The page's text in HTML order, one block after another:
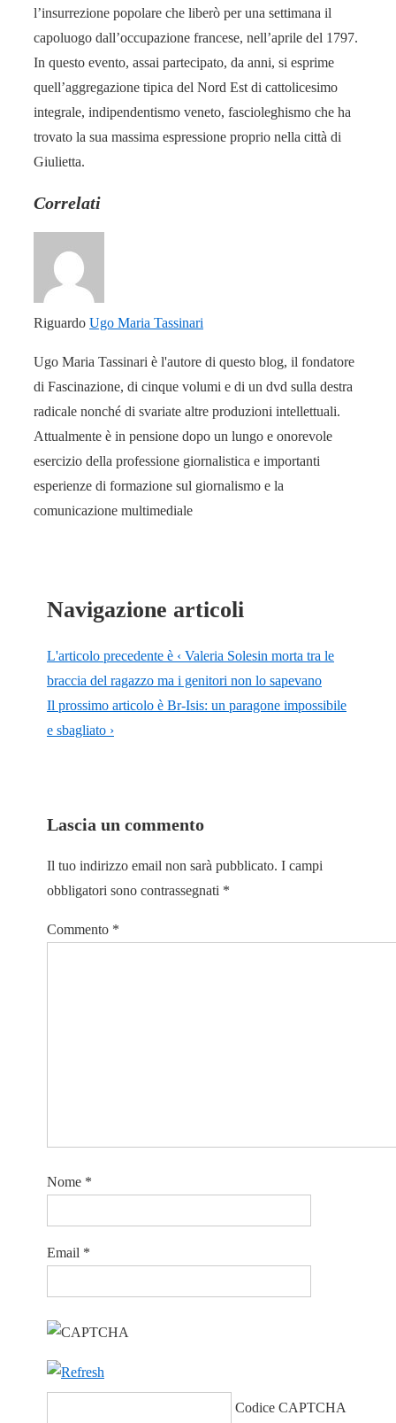
l’insurrezione popolare che liberò per una settimana il
capoluogo dall’occupazione francese, nell’aprile del 1797.
In questo evento, assai partecipato, da anni, si esprime
quell’aggregazione tipica del Nord Est di cattolicesimo
integrale, indipendentismo veneto, fascioleghismo che ha
trovato la sua massima espressione proprio nella città di
Giulietta.
Correlati
Riguardo Ugo Maria Tassinari
Ugo Maria Tassinari è l'autore di questo blog, il fondatore
di Fascinazione, di cinque volumi e di un dvd sulla destra
radicale nonché di svariate altre produzioni intellettuali.
Attualmente è in pensione dopo un lungo e onorevole
esercizio della professione giornalistica e importanti
esperienze di formazione sul giornalismo e la
comunicazione multimediale
Navigazione articoli
L'articolo precedente è ‹ Valeria Solesin morta tra le
braccia del ragazzo ma i genitori non lo sapevano
Il prossimo articolo è Br-Isis: un paragone impossibile
e sbagliato ›
Lascia un commento
Il tuo indirizzo email non sarà pubblicato. I campi
obbligatori sono contrassegnati *
Commento *
Nome *
Email *
Codice CAPTCHA